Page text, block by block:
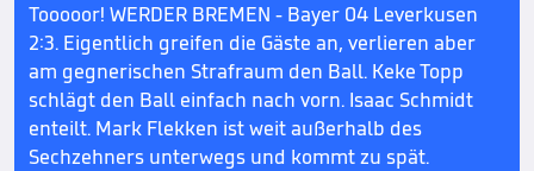
Tooooor! WERDER BREMEN - Bayer 04 Leverkusen
2:3. Eigentlich greifen die Gäste an, verlieren aber
am gegnerischen Strafraum den Ball. Keke Topp
schlägt den Ball einfach nach vorn. Isaac Schmidt
enteilt. Mark Flekken ist weit außerhalb des
Sechzehners unterwegs und kommt zu spät.